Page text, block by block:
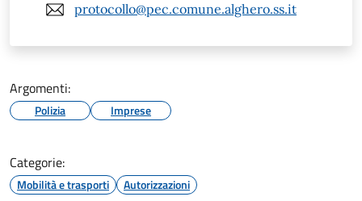
protocollo@pec.comune.alghero.ss.it
Argomenti:
Polizia Imprese
Categorie:
Mobilità e trasporti Autorizzazioni